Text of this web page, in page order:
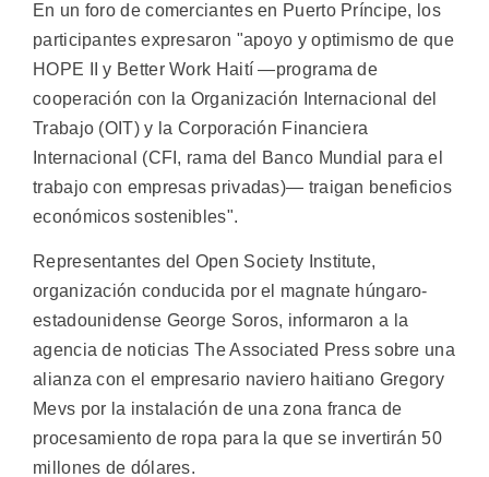
En un foro de comerciantes en Puerto Príncipe, los
participantes expresaron "apoyo y optimismo de que
HOPE II y Better Work Haití —programa de
cooperación con la Organización Internacional del
Trabajo (OIT) y la Corporación Financiera
Internacional (CFI, rama del Banco Mundial para el
trabajo con empresas privadas)— traigan beneficios
económicos sostenibles".
Representantes del Open Society Institute,
organización conducida por el magnate húngaro-
estadounidense George Soros, informaron a la
agencia de noticias The Associated Press sobre una
alianza con el empresario naviero haitiano Gregory
Mevs por la instalación de una zona franca de
procesamiento de ropa para la que se invertirán 50
millones de dólares.